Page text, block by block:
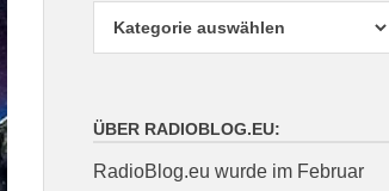
ÜBER RADIOBLOG.EU:
RadioBlog.eu wurde im Februar